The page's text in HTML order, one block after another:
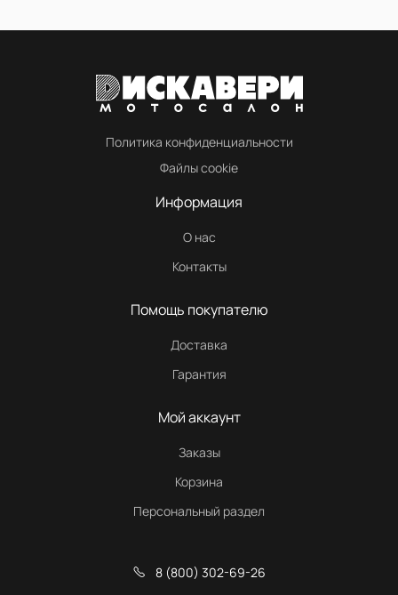
Политика конфиденциальности
Файлы cookie
Информация
О нас
Контакты
Помощь покупателю
Доставка
Гарантия
Мой аккаунт
Заказы
Корзина
Персональный раздел
8 (800) 302-69-26